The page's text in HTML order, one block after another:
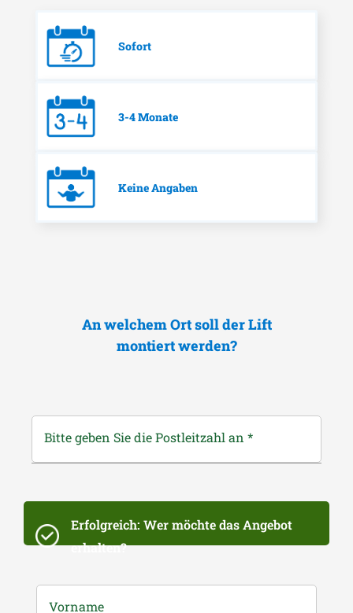
Sofort
3-4 Monate
Keine Angaben
An welchem Ort soll der Lift
montiert werden?
Bitte geben Sie die Postleitzahl an *
Erfolgreich: Wer möchte das Angebot
erhalten?
Vorname